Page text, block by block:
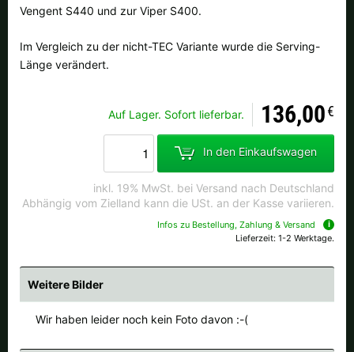
Vengent S440 und zur Viper S400.
Im Vergleich zu der nicht-TEC Variante wurde die Serving-
Länge verändert.
Auf Lager. Sofort lieferbar. 136,00€
In den Einkaufswagen
inkl. 19% MwSt. bei Versand nach Deutschland
Abhängig vom Zielland kann die USt. an der Kasse variieren.
Infos zu Bestellung, Zahlung & Versand
Lieferzeit: 1-2 Werktage.
Weitere Bilder
Wir haben leider noch kein Foto davon :-(
Slowenien |€
Tschechien |Kč Ungarn | Ft
Alle verfügbaren Versandregionen:
Ok
Sollte Ihr Land nicht verfübar sein, keine Sorge - wählen Sie einfach
Bestellung.